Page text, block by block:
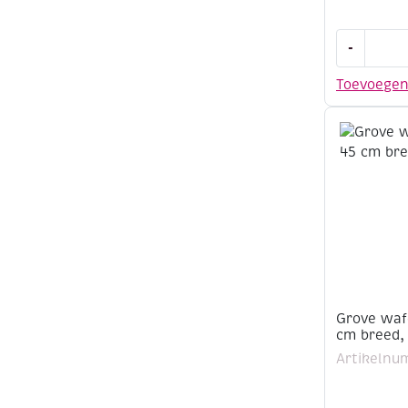
Toevoegen
-
45
x
5
meter
Grove
cm